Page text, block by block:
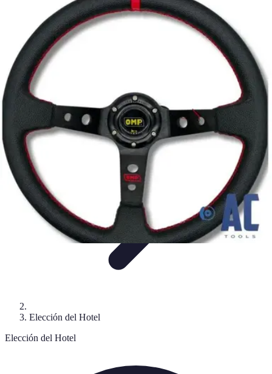
Encuentra Tu Hotel
Consejos de ReservaVacaciones en familiaVacaciones en
FamiliaConsejos para Reservar Consejos de Viaje
Encuentra Tu Hotel
Elección del Hotel
Elección del Hotel